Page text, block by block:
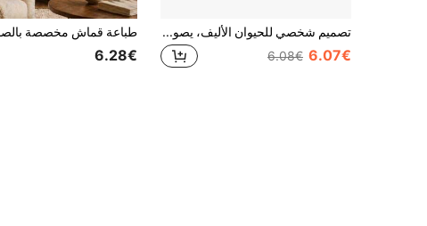
تصميم شخصي للحيوان الأليف، يصور حيوان أليف جالس على المرحاض وهو يقرأ جريدة، بنمط أبيض وأسود، هدية للحيوان الأليف، هدية للأصدقاء والعائلة (مشهد عشوائي)
6.07€
6.08€
6.28€